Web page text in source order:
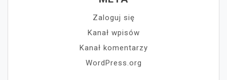
Zaloguj się
Kanał wpisów
Kanał komentarzy
WordPress.org